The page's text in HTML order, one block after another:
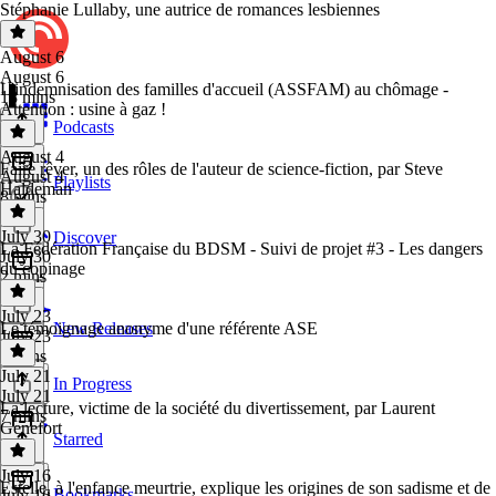
Podcasts
Playlists
Discover
New Releases
In Progress
Starred
Stéphanie Lullaby, une autrice de romances lesbiennes
August 6
August 6
18 mins
L'indemnisation des familles d'accueil (ASSFAM) au chômage -
Attention : usine à gaz !
August 4
August 4
8 mins
Faire rêver, un des rôles de l'auteur de science-fiction, par Steve
Haldeman
July 30
July 30
2 mins
La Fédération Française du BDSM - Suivi de projet #3 - Les dangers
du copinage
July 23
July 23
9 mins
Le témoignage anonyme d'une référente ASE
July 21
July 21
7 mins
La lecture, victime de la société du divertissement, par Laurent
Genefort
July 16
Estelle, à l'enfance meurtrie, explique les origines de son sadisme et de